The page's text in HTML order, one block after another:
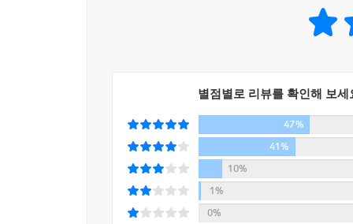
저는 하면 된다, 라는 명제를 좋아하지는 않지만
이라는 측면의 첫 단추, 처음으로 껍데기를 깨고
내가 나 자신을 희생시키면서까지 상황에 맞추지
디까지 내 생각을 지킬 수 있을 것인가, 그것이 타
엇을 더 우선시할 것인가, 그런 것은 항상 고민이
자존감을 가지기 위해서는 자신이 예전에 갖고
들이 틀렸다 맞았다 판단하는 게 아니라 그중에
별점별로 리뷰를 확인해 보세
47%
41%
10%
1%
0%